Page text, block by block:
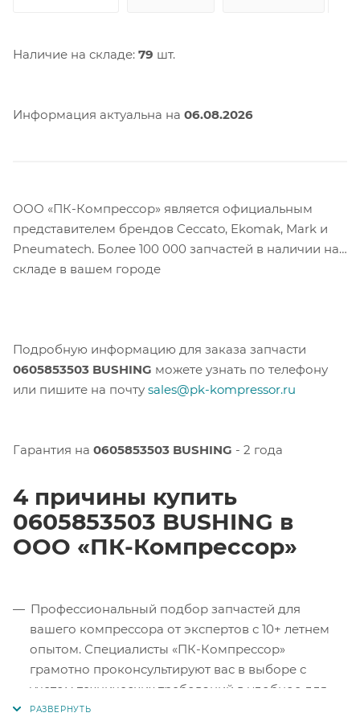
Наличие на складе: 79 шт.
Информация актуальна на 06.08.2026
ООО «ПК-Компрессор» является официальным
представителем брендов Ceccato, Ekomak, Mark и
Pneumatech. Более 100 000 запчастей в наличии на
складе в вашем городе
Подробную информацию для заказа запчасти
0605853503 BUSHING можете узнать по телефону
или пишите на почту sales@pk-kompressor.ru
Гарантия на 0605853503 BUSHING - 2 года
4 причины купить
0605853503 BUSHING в
ООО «ПК-Компрессор»
Профессиональный подбор запчастей для
вашего компрессора от экспертов с 10+ летнем
опытом. Специалисты «ПК-Компрессор»
грамотно проконсультируют вас в выборе с
учетом технических требований в удобное для
вас время.